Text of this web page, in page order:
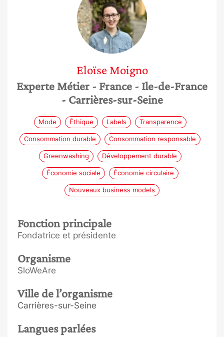
Eloïse Moigno
Experte Métier - France - Ile-de-France
- Carrières-sur-Seine
Mode Éthique Labels Transparence
Consommation durable Consommation responsable
Greenwashing Développement durable
Économie sociale Économie circulaire
Nouveaux business models
Fonction principale
Fondatrice et présidente
Organisme
SloWeAre
Ville de l’organisme
Carrières-sur-Seine
Langues parlées